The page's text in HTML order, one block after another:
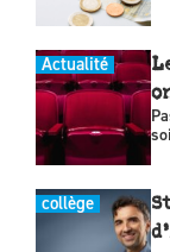
Actualité
collège